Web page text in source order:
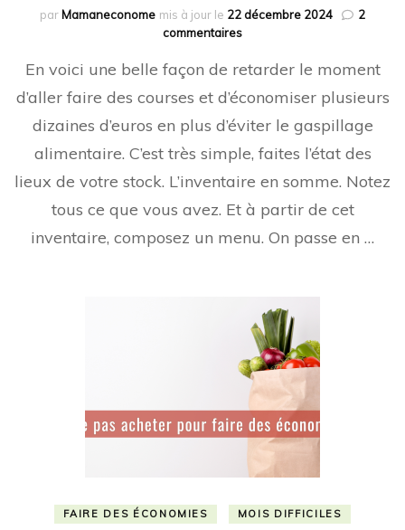
par Mamaneconome mis à jour le 22 décembre 2024
2
commentairessur
avec
qu’on
a
En voici une belle façon de retarder le moment
d’aller faire des courses et d’économiser plusieurs
dizaines d’euros en plus d’éviter le gaspillage
alimentaire. C’est très simple, faites l’état des
lieux de votre stock. L’inventaire en somme. Notez
tous ce que vous avez. Et à partir de cet
inventaire, composez un menu. On passe en …
FAIRE DES ÉCONOMIES MOIS DIFFICILES